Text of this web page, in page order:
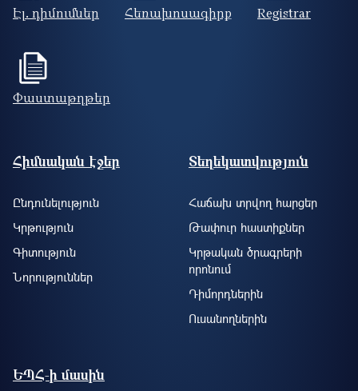
Էլ. դիմումներ Հեռախոսագիրք Registrar
Փաստաթղթեր
Footer site information
Հիմնական էջեր
Ընդունելություն
Կրթություն
Գիտություն
Նորություններ
Տեղեկատվություն
Հաճախ տրվող հարցեր
Թափուր հաստիքներ
Կրթական ծրագրերի
որոնում
Դիմորդներին
Ուսանողներին
ԵՊՀ-ի մասին